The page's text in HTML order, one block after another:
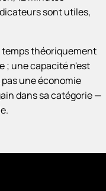
sont utiles,
temps théoriquement
; une capacité n'est
une économie
dans sa catégorie —